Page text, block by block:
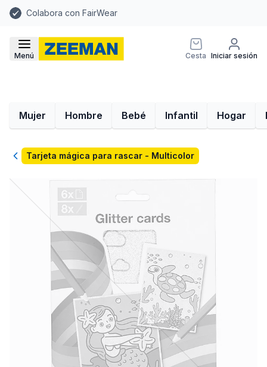
Colabora con FairWear
Menú Cesta Iniciar sesión
Mujer Hombre Bebé Infantil Hogar
VolverTarjeta mágica para rascar - Multicolor